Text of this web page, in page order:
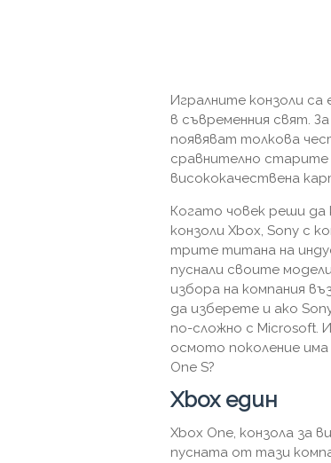
Игралните конзоли са
в съвременния свят.
появяват толкова
сравнително
висококачествена
Когато човек реши да
конзоли Xbox, Sony с
трите титана на
пуснали своите
избора на компания
да изберете и ако
по-сложно с Microsoft.
осмото поколение
One S?
Xbox един
Xbox One, конзола за
пусната от тази